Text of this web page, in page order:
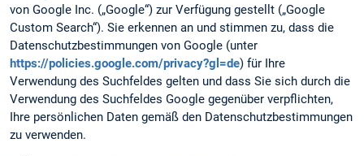
von Google Inc. („Google“) zur Verfügung gestellt („Google
Custom Search“). Sie erkennen an und stimmen zu, dass die
Datenschutzbestimmungen von Google (unter
https://policies.google.com/privacy?gl=de) für Ihre
Verwendung des Suchfeldes gelten und dass Sie sich durch die
Verwendung des Suchfeldes Google gegenüber verpflichten,
Ihre persönlichen Daten gemäß den Datenschutzbestimmungen
zu verwenden.